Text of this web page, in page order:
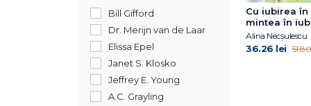
2012
2011
2005
352
Bill Gifford
Dr. Merijn van de Laar
Elissa Epel
Janet S. Klosko
Jeffrey E. Young
A.C. Grayling
Cu iubirea în
mintea în
Alina Necșulescu
36.26 lei